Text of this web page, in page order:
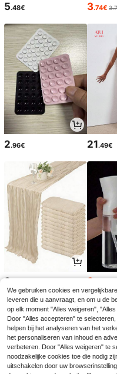
5.48€ 3.74€
2.96€ 21.49€
3 3
We gebruiken cookies en
leveren die u aanvraagt, en om u de
op elk moment "Alles weigeren",
Door "Alles accepteren" te
helpen bij het analyseren van het
het personaliseren van inhoud en
verbeteren. Door "Alles weigeren" te
noodzakelijke cookies toe die nodig
uitschakelen door uw